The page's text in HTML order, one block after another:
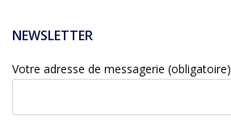
NEWSLETTER
Votre adresse de messagerie (obligatoire)